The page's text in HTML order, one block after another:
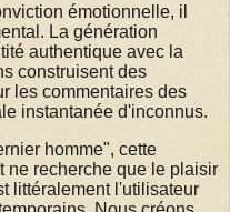
émotionnelle, il
La génération
authentique avec la
construisent des
les commentaires des
instantanée d'inconnus.
homme", cette
ne recherche que le plaisir
littéralement l'utilisateur